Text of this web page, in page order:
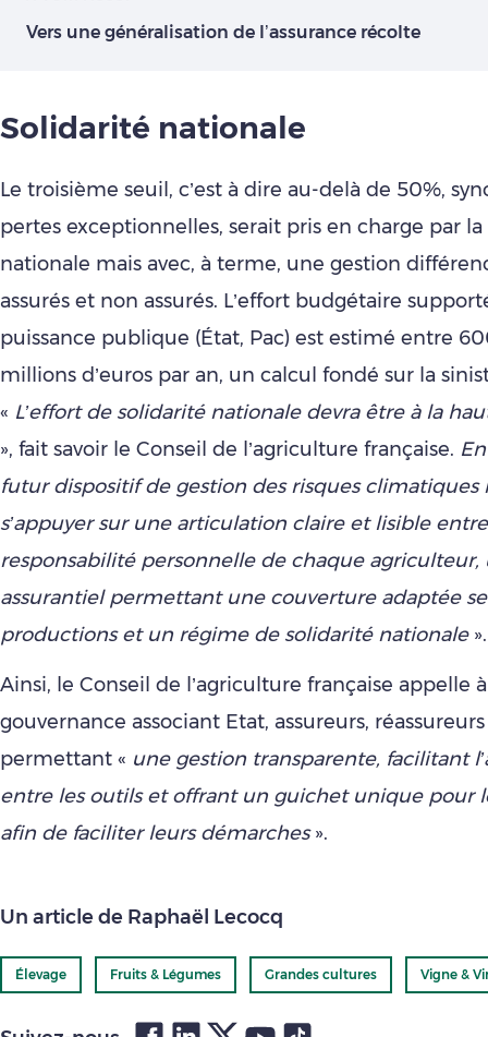
Vers une généralisation de l’assurance récolte
Solidarité nationale
Le troisième seuil, c’est à dire au-delà de 50%,
pertes exceptionnelles, serait pris en charge par
nationale mais avec, à terme, une gestion
assurés et non assurés. L’effort budgétaire
puissance publique (État, Pac) est estimé entre
millions d’euros par an, un calcul fondé sur la
« L’effort de solidarité nationale devra être à la
», fait savoir le Conseil de l’agriculture française.
futur dispositif de gestion des risques climatiques
s’appuyer sur une articulation claire et lisible
responsabilité personnelle de chaque
assurantiel permettant une couverture adaptée
productions et un régime de solidarité nationale».
Ainsi, le Conseil de l’agriculture française appelle
gouvernance associant Etat, assureurs,
permettant « une gestion transparente, facilitant
entre les outils et offrant un guichet unique pour
afin de faciliter leurs démarches».
Un article de Raphaël Lecocq
Élevage Fruits & Légumes Grandes cultures Vigne &